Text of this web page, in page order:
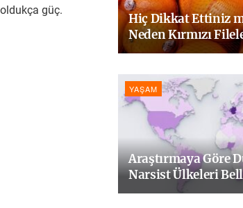
güç.
Hiç Dikkat Ettiniz
Neden Kırmızı
YAŞAM
Araştırmaya Göre
Narsist Ülkeleri